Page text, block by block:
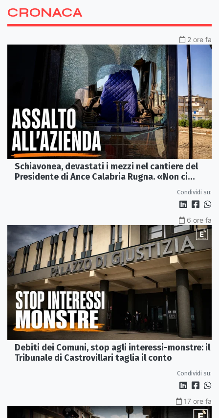
CRONACA
2 ore fa
Schiavonea, devastati i mezzi nel cantiere del
Presidente di Ance Calabria Rugna. «Non ci
Condividi su:
6 ore fa
Debiti dei Comuni, stop agli interessi-monstre: il
Tribunale di Castrovillari taglia il conto
Condividi su:
17 ore fa